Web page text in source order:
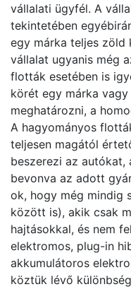
vállalati ügyfél. A
tekintetében
egy márka teljes zöld
vállalat ugyanis még
flották esetében is
körét egy márka
meghatározni, a
A hagyományos
teljesen magától
beszerezi az
bevonva az adott
ok, hogy még mindig
között is), akik csak
hajtásokkal, és nem
elektromos, plug-in
akkumulátoros
köztük lévő